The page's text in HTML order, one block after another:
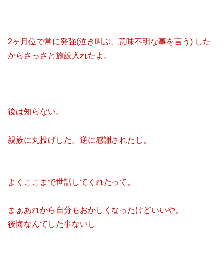
2ヶ月位で常に発強(泣き叫ぶ、意味不明な事を言う) した
からさっさと施設入れたよ。
後は知らない。
親族に丸投げした。逆に感謝されたし。
よくここまで世話してくれたって。
まぁあれから自分もおかしくなったけどいいや。
後悔なんてした事ないし